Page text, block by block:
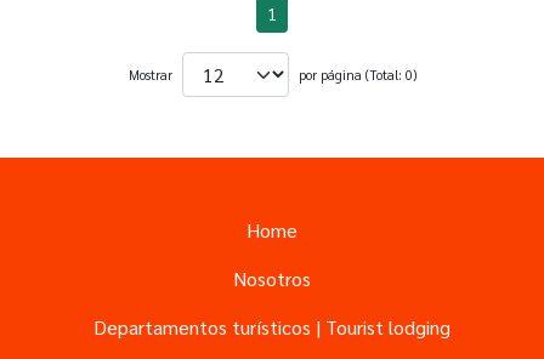
1
Mostrar por página (Total: 0)
Home
Nosotros
Departamentos turísticos | Tourist lodging